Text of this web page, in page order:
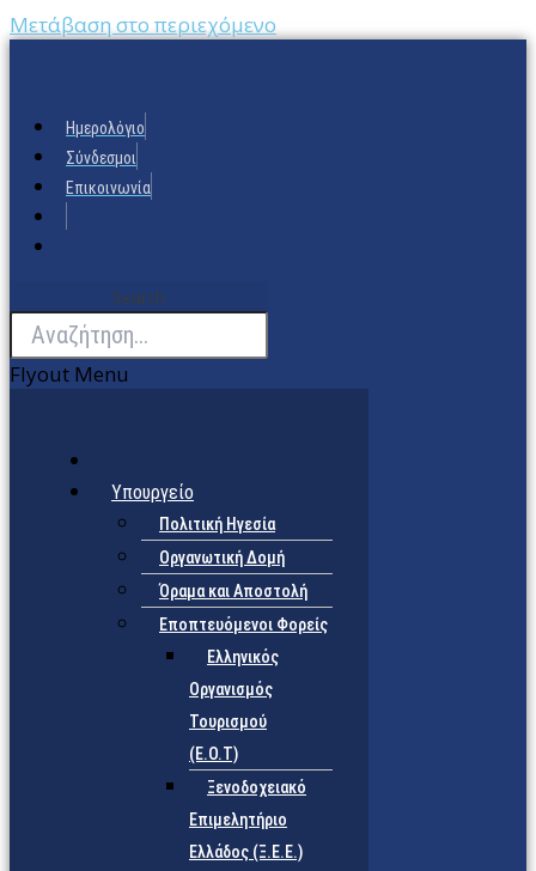
Μετάβαση στο περιεχόμενο
Ημερολόγιο
Σύνδεσμοι
Επικοινωνία
Search
Flyout Menu
Υπουργείο
Πολιτική Ηγεσία
Οργανωτική Δομή
Όραμα και Αποστολή
Εποπτευόμενοι Φορείς
Eλληνικός
Οργανισμός
Τουρισμού
(Ε.Ο.Τ)
Ξενοδοχειακό
Επιμελητήριο
Ελλάδος (Ξ.Ε.Ε.)